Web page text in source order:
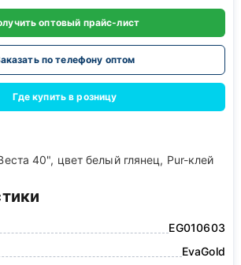
оптовый прайс-лист
по телефону оптом
Где купить в розницу
40", цвет белый глянец, Pur-клей
EG010603
EvaGold